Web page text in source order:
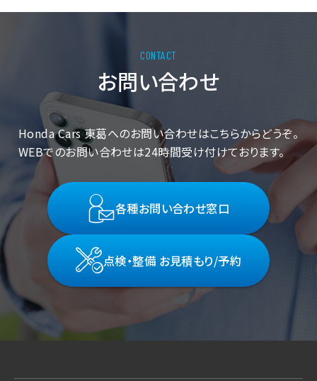
お問い合わせ
Honda Cars 東葛へのお問い合わせはこちらからどうぞ。
WEBでのお問い合わせは24時間受け付けております。
各種お問い合わせ窓口
点検・整備 お見積もり/予約